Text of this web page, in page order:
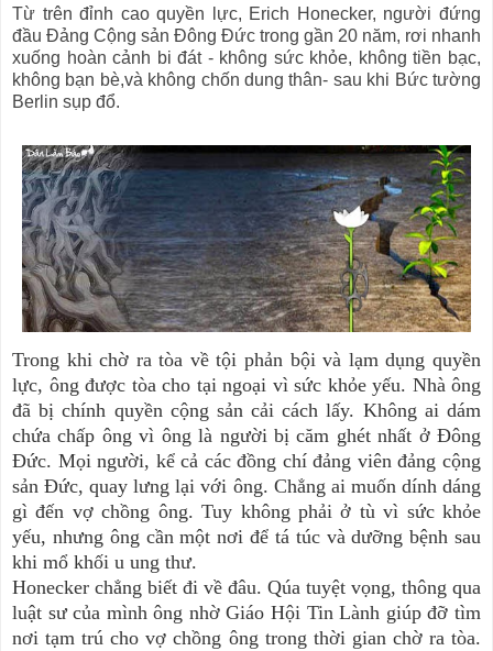
Từ trên đỉnh cao quyền lực, Erich Honecker, người đứng
đầu Đảng Cộng sản Đông Đức trong gần 20 năm, rơi nhanh
xuống hoàn cảnh bi đát - không sức khỏe, không tiền bạc,
không bạn bè,và không chốn dung thân- sau khi Bức tường
Berlin sụp đổ.
Trong khi chờ ra tòa về tội phản bội và lạm dụng quyền
lực, ông được tòa cho tại ngoại vì sức khỏe yếu. Nhà ông
đã bị chính quyền cộng sản cải cách lấy. Không ai dám
chứa chấp ông vì ông là người bị căm ghét nhất ở Đông
Đức. Mọi người, kể cả các đồng chí đảng viên đảng cộng
sản Đức, quay lưng lại với ông. Chẳng ai muốn dính dáng
gì đến vợ chồng ông. Tuy không phải ở tù vì sức khỏe
yếu, nhưng ông cần một nơi để tá túc và dưỡng bệnh sau
khi mổ khối u ung thư.
Honecker chẳng biết đi về đâu. Qúa tuyệt vọng, thông qua
luật sư của mình ông nhờ Giáo Hội Tin Lành giúp đỡ tìm
nơi tạm trú cho vợ chồng ông trong thời gian chờ ra tòa.